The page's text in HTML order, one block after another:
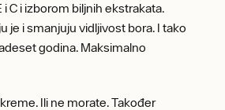
C i izborom biljnih ekstrakata.
je i smanjuju vidljivost bora. I tako
godina. Maksimalno
Ili ne morate. Također